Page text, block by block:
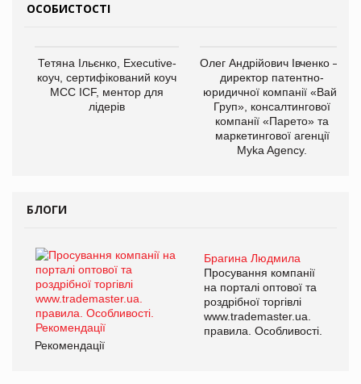
ОСОБИСТОСТІ
Тетяна Ільєнко, Executive-
коуч, сертифікований коуч
МСС ICF, ментор для
лідерів
Олег Андрійович Івченко —
директор патентно-
юридичної компанії «Вайз
Груп», консалтингової
компанії «Парето» та
маркетингової агенції
Myka Agency.
БЛОГИ
Брагина Людмила
Просування компанії
на порталі оптової та
роздрібної торгівлі
www.trademaster.ua.
правила. Особливості.
Рекомендації